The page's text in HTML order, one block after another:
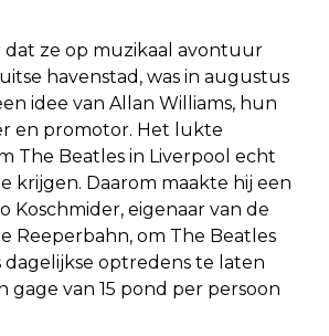
dat ze op muzikaal avontuur
havenstad, was in augustus
idee van Allan Williams, hun
en promotor. Het lukte
The Beatles in Liverpool echt
krijgen. Daarom maakte hij een
Koschmider, eigenaar van de
Reeperbahn, om The Beatles
dagelijkse optredens te laten
gage van 15 pond per persoon